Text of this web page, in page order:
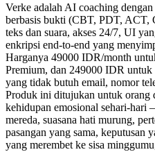
Verke adalah AI coaching
berbasis bukti (CBT, PDT, ACT,
teks dan suara, akses 24/7, UI
enkripsi end-to-end yang
Harganya 49000 IDR/month
Premium, dan 249000 IDR
yang tidak butuh email, nomor
Produk ini ditujukan untuk orang
kehidupan emosional sehari-hari
mereda, suasana hati murung,
pasangan yang sama, keputusan
yang merembet ke sisa